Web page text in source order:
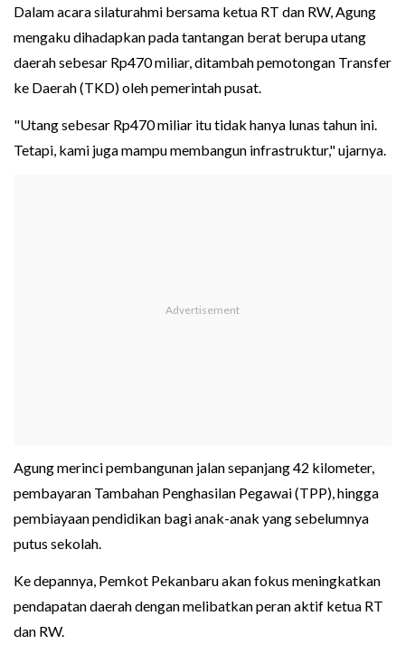
Dalam acara silaturahmi bersama ketua RT dan RW, Agung
mengaku dihadapkan pada tantangan berat berupa utang
daerah sebesar Rp470 miliar, ditambah pemotongan Transfer
ke Daerah (TKD) oleh pemerintah pusat.
"Utang sebesar Rp470 miliar itu tidak hanya lunas tahun ini.
Tetapi, kami juga mampu membangun infrastruktur," ujarnya.
Agung merinci pembangunan jalan sepanjang 42 kilometer,
pembayaran Tambahan Penghasilan Pegawai (TPP), hingga
pembiayaan pendidikan bagi anak-anak yang sebelumnya
putus sekolah.
Ke depannya, Pemkot Pekanbaru akan fokus meningkatkan
pendapatan daerah dengan melibatkan peran aktif ketua RT
dan RW.